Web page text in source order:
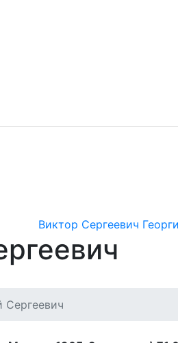
Виктор Сергеевич Георги
Сергеевич